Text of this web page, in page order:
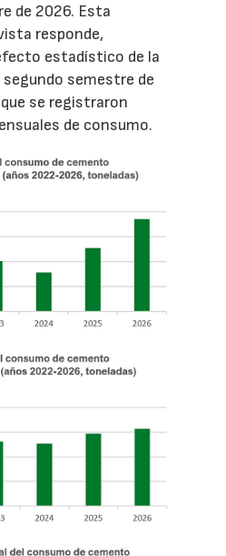
de 2026. Esta
responde,
estadístico de la
semestre de
se registraron
de consumo.